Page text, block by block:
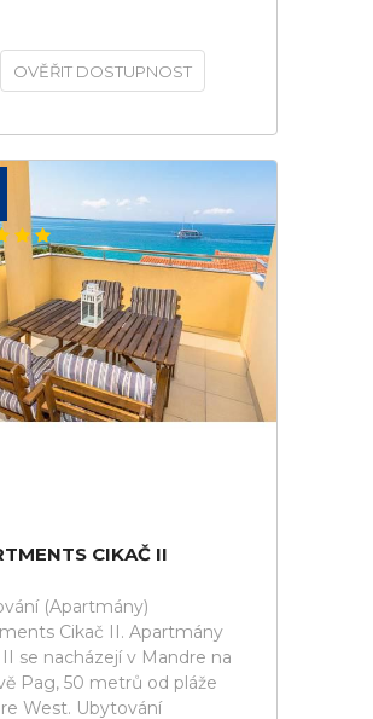
OVĚŘIT DOSTUPNOST
CIKAČ II
(Apartmány)
Cikač II. Apartmány
II se nacházejí v Mandre na
Pag, 50 metrů od pláže
West. Ubytování